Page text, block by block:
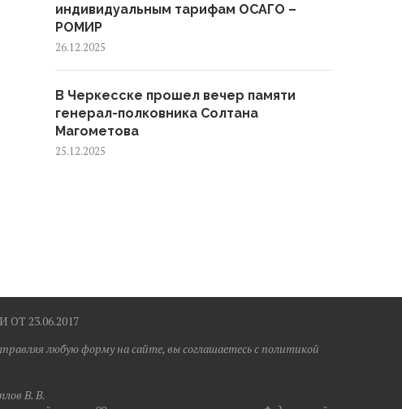
индивидуальным тарифам ОСАГО –
РОМИР
26.12.2025
В Черкесске прошел вечер памяти
генерал-полковника Солтана
Магометова
25.12.2025
23.06.2017
любую форму на сайте, вы соглашаетесь с политикой
B. B.